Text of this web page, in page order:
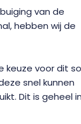
van de
hebben wij de
keuze voor dit
snel kunnen
Dit is geheel